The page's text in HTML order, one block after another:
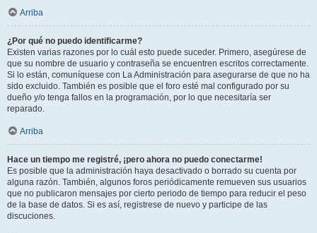
Arriba
¿Por qué no puedo identificarme?
Existen varias razones por lo cuál esto puede suceder. Primero, asegúrese de
que su nombre de usuario y contraseña se encuentren escritos correctamente.
Si lo están, comuníquese con La Administración para asegurarse de que no ha
sido excluido. También es posible que el foro esté mal configurado por su
dueño y/o tenga fallos en la programación, por lo que necesitaría ser
reparado.
Arriba
Hace un tiempo me registré, ¡pero ahora no puedo conectarme!
Es posible que la administración haya desactivado o borrado su cuenta por
alguna razón. También, algunos foros periódicamente remueven sus usuarios
que no publicaron mensajes por cierto periodo de tiempo para reducir el peso
de la base de datos. Si es así, registrese de nuevo y participe de las
discuciones.